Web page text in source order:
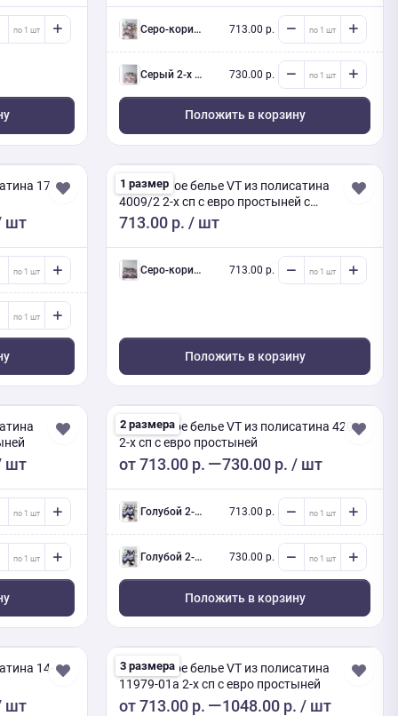
Серо-коричневый 2-х сп евро (Люкс) с нав. 713.00 р.
серый 2-х сп евро (Люкс) с нав. 730.00 р.
Положить в корзину
17-
шт
1 размер
Постельное белье VT из полисатина
4009/2 2-х сп с евро простыней с
наволочками 50/70
713.00 р. / шт
Серо-коричневый 2-х сп евро (Люкс) с нав. 713.00 р.
Положить в корзину
шт
2 размера
Постельное белье VT из полисатина 4204
2-х сп с евро простыней
от713.00 р. 730.00 р. / шт
голубой 2-х сп евро (Люкс) с нав. 713.00 р.
голубой 2-х сп евро (Люкс) с нав. 730.00 р.
Положить в корзину
14-
шт
3 размера
Постельное белье VT из полисатина
11979-01a 2-х сп с евро простыней
от713.00 р. 1048.00 р. / шт